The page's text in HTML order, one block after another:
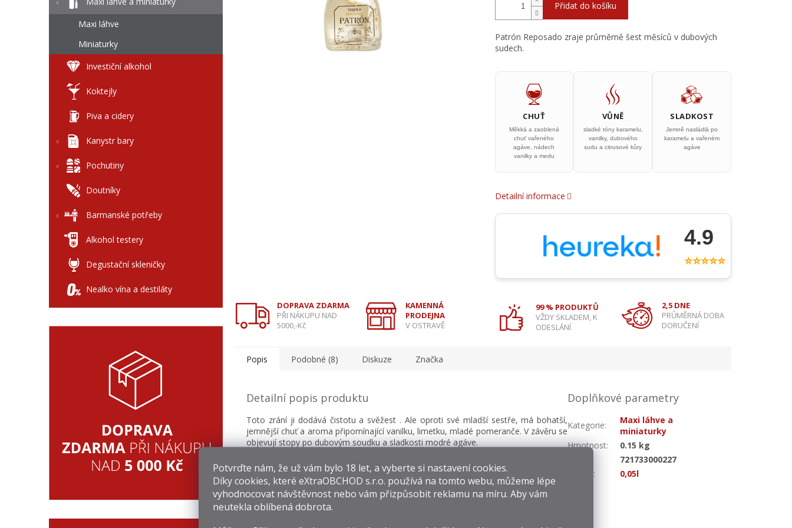
Potvrďte nám​​, že už vám bylo 18 let, a vyberte si nastavení cookies.
Díky cookies, které eXtraOBCHOD s.r.o. používá na tomto webu, můžeme lépe
vyhodnocovat návštěvnost nebo vám přizpůsobit reklamu na míru. Aby vám
neutekla oblíbená dobrota.
Maxi láhve
Miniaturky
Investiční alkohol
Koktejly
Piva a cidery
Kanystr bary
Pochutiny
Doutníky
Barmanské potřeby
Alkohol testery
Degustační skleničky
Nealko vína a destiláty
Přidat do košíku
Patrón Reposado zraje průměrně šest měsíců v dubových
sudech.
CHUŤ
Měkká a zaoblená
chuť vařeného
agáve, nádech
vanilky a medu
VŮNĚ
sladké tóny karamelu,
vanilky, dubového
sudu a citrusové kůry
SLADKOST
Jemně nasládlá po
karamelu a vařeném
agáve
Detailní informace
4.9
⭐⭐⭐⭐⭐
DOPRAVA ZDARMA
PŘI NÁKUPU NAD
5000,-Kč
KAMENNÁ
PRODEJNA
V OSTRAVĚ
99 % PRODUKTŮ
VŽDY SKLADEM, K
ODESLÁNÍ
2,5 DNE
PRŮMĚRNÁ DOBA
DORUČENÍ
Popis Podobné (8) Diskuze Značka
Detailní popis produktu
Toto zrání ji dodává čistotu a svěžest . Ale oproti své mladší sestře, má bohatší,
jemnější chuť a aroma připomínající vanilku, limetku, mladé pomeranče. V závěru se
objevují stopy po dubovým soudku a sladkosti modré agáve.
Doplňkové parametry
Kategorie:
Maxi láhve a
miniaturky
Hmotnost:
0.15 kg
721733000227
: 0,05l
Související produkty